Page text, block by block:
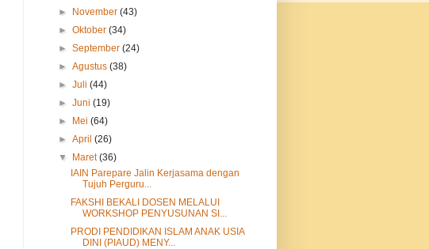
►
November(43)
►Oktober(34)
►September(24)
►Agustus(38)
►Juli(44)
►Juni(19)
►
Mei(64)
►April(26)
▼
Maret(36)
IAIN Parepare Jalin Kerjasama dengan
Tujuh Perguru...
FAKSHI BEKALI DOSEN MELALUI
WORKSHOP PENYUSUNAN SI...
PRODI PENDIDIKAN ISLAM ANAK USIA
DINI (PIAUD) MENY...